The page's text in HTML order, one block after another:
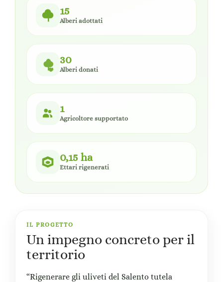
15
Alberi adottati
30
Alberi donati
1
Agricoltore supportato
0,15 ha
Ettari rigenerati
IL PROGETTO
Un impegno concreto per il
territorio
“Rigenerare gli uliveti del Salento tutela